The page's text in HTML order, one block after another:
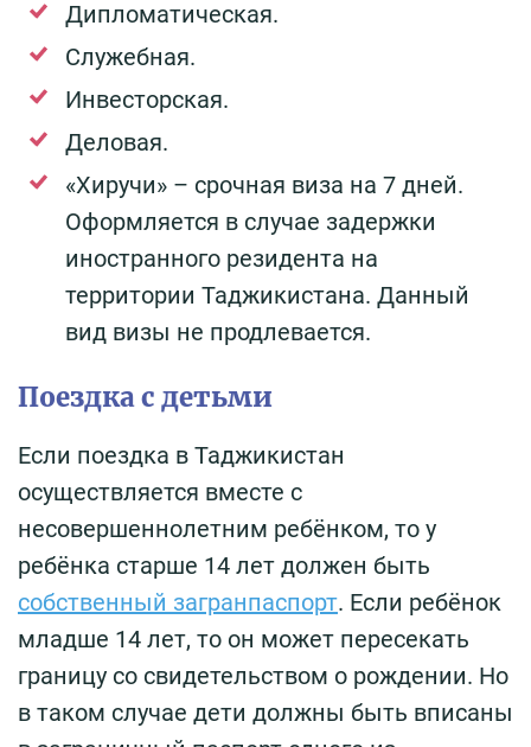
Дипломатическая.
Служебная.
Инвесторская.
Деловая.
«Хиручи» – срочная виза на 7 дней.
Оформляется в случае задержки
иностранного резидента на
территории Таджикистана. Данный
вид визы не продлевается.
Поездка с детьми
Если поездка в Таджикистан
осуществляется вместе с
несовершеннолетним ребёнком, то у
ребёнка старше 14 лет должен быть
собственный загранпаспорт. Если ребёнок
младше 14 лет, то он может пересекать
границу со свидетельством о рождении. Но
в таком случае дети должны быть вписаны